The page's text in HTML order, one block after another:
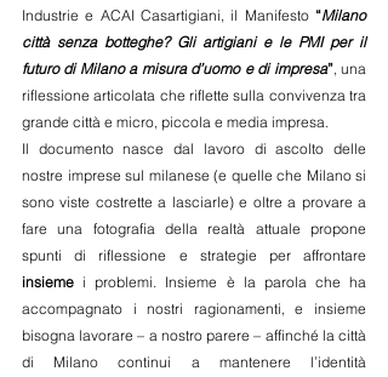
Industrie e ACAI Casartigiani, il Manifesto “Milano
città senza botteghe? Gli artigiani e le PMI per il
futuro di Milano a misura d’uomo e di impresa”, una
riflessione articolata che riflette sulla convivenza tra
grande città e micro, piccola e media impresa.
Il documento nasce dal lavoro di ascolto delle
nostre imprese sul milanese (e quelle che Milano si
sono viste costrette a lasciarle) e oltre a provare a
fare una fotografia della realtà attuale propone
insieme i problemi. Insieme è la parola che ha
accompagnato i nostri ragionamenti, e insieme
bisogna lavorare – a nostro parere – affinché la città
di Milano continui a mantenere l’identità